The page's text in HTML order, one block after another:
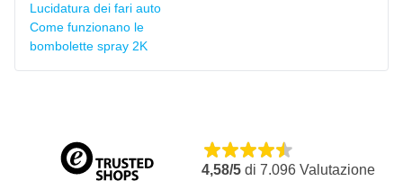
Lucidatura dei fari auto
Come funzionano le
bombolette spray 2K
4,58/5 di 7.096 Valutazione